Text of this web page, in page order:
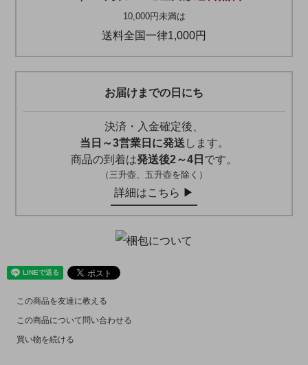
10,000円未満は
送料全国一律1,000円
お届けまでの日にち
決済・入金確定後、
当日～3営業日に発送 します。
商品の到着は発送後2～4日 です。
（三升壺、五升壺を除く）
詳細はこちら ▶︎
この商品を友達に教える
この商品について問い合わせる
買い物を続ける